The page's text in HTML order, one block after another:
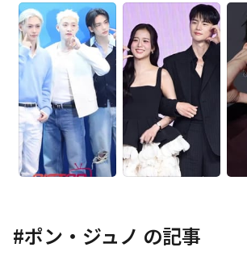
#ポン・ジュノ の記事